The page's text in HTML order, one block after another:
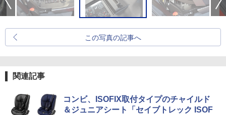
この写真の記事へ
関連記事
コンビ、ISOFIX取付タイプのチャイルド
＆ジュニアシート「セイブトレック ISOF